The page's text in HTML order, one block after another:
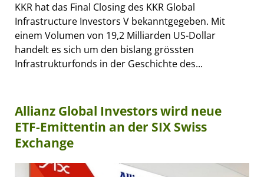
KKR hat das Final Closing des KKR Global
Infrastructure Investors V bekanntgegeben. Mit
einem Volumen von 19,2 Milliarden US-Dollar
handelt es sich um den bislang grössten
Infrastrukturfonds in der Geschichte des...
Allianz Global Investors wird neue
ETF-Emittentin an der SIX Swiss
Exchange